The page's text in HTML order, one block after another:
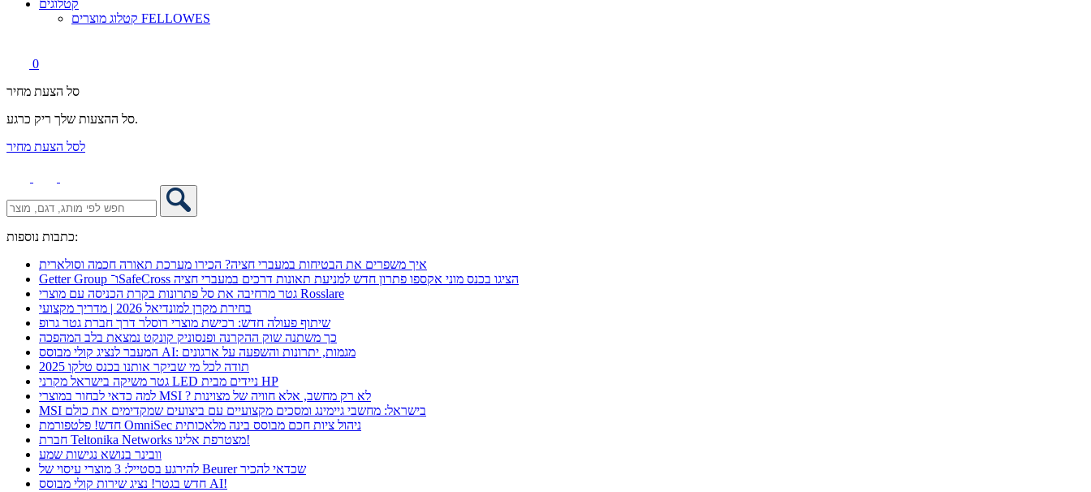
קטלוגים
קטלוג מוצרים FELLOWES
0
סל הצעת מחיר
סל ההצעות שלך ריק כרגע.
לסל הצעת מחיר
כתבות נוספות:
איך משפרים את הבטיחות במעברי חציה? הכירו מערכת תאורה חכמה וסולארית
Getter Group ו־SafeCross הציגו בכנס מוני אקספו פתרון חדש למניעת תאונות דרכים במעברי חציה
גטר מרחיבה את סל פתרונות בקרת הכניסה עם מוצרי Rosslare
בחירת מקרן למונדיאל 2026 | מדריך מקצועי
שיתוף פעולה חדש: רכישת מוצרי רוסלר דרך חברת גטר גרופ
כך משתנה שוק ההקרנה ופנסוניק קונקט נמצאת בלב המהפכה
המעבר לנציג קולי מבוסס AI: מגמות, יתרונות והשפעה על ארגונים
תודה לכל מי שביקר אותנו בכנס טלקו 2025
גטר משיקה בישראל מקרני LED ניידים מבית HP
למה כדאי לבחור במוצרי MSI ? לא רק מחשב, אלא חוויה של מצוינות
MSI בישראל: מחשבי גיימינג ומסכים מקצועיים עם ביצועים שמקדימים את כולם
חדש! פלטפורמת OmniSec ניהול ציות חכם מבוסס בינה מלאכותית
חברת Teltonika Networks מצטרפת אלינו!
וובינר בנושא נגישות שמע
להירגע בסטייל: 3 מוצרי עיסוי של Beurer שכדאי להכיר
חדש בגטר! נציג שירות קולי מבוסס AI!